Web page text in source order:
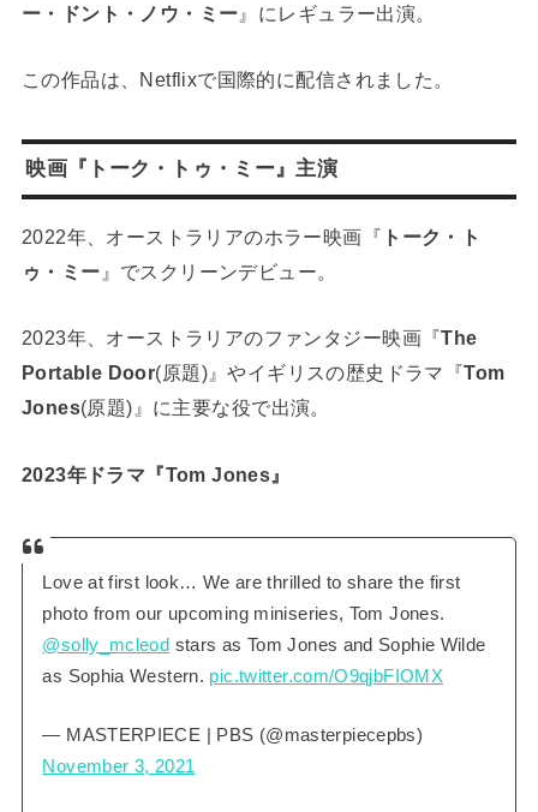
ー・ドント・ノウ・ミー 』にレギュラー出演。
この作品は、Netflixで国際的に配信されました。
映画『 トーク・トゥ・ミー』主演
2022年、オーストラリアのホラー映画『 トーク・ト
ゥ・ミー 』でスクリーンデビュー。
2023年、オーストラリアのファンタジー映画『The
Portable Door(原題)』やイギリスの歴史ドラマ『Tom
Jones(原題)』に主要な役で出演。
2023年ドラマ『Tom Jones』
Love at first look… We are thrilled to share the first
photo from our upcoming miniseries, Tom Jones.
@solly_mcleod stars as Tom Jones and Sophie Wilde
as Sophia Western. pic.twitter.com/O9qjbFIOMX
— MASTERPIECE | PBS (@masterpiecepbs)
November 3, 2021